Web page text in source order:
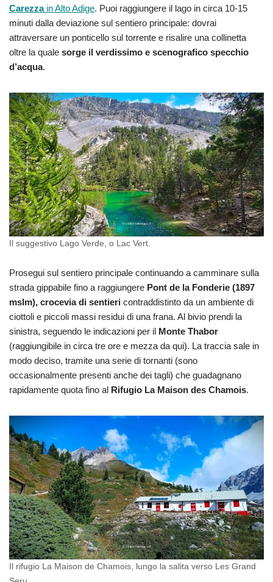
Carezzain Alto Adige. Puoi raggiungere il lago in circa 10-15
minuti dalla deviazione sul sentiero principale: dovrai
attraversare un ponticello sul torrente e risalire una collinetta
oltre la quale sorge il verdissimo e scenografico specchio
d’acqua.
Il suggestivo Lago Verde, o Lac Vert.
Prosegui sul sentiero principale continuando a camminare sulla
strada gippabile fino a raggiungere Pont de la Fonderie (1897
mslm), crocevia di sentieri contraddistinto da un ambiente di
ciottoli e piccoli massi residui di una frana. Al bivio prendi la
sinistra, seguendo le indicazioni per il Monte Thabor
(raggiungibile in circa tre ore e mezza da qui). La traccia sale in
modo deciso, tramite una serie di tornanti (sono
occasionalmente presenti anche dei tagli) che guadagnano
rapidamente quota fino al Rifugio La Maison des Chamois.
Il rifugio La Maison de Chamois, lungo la salita verso Les Grand